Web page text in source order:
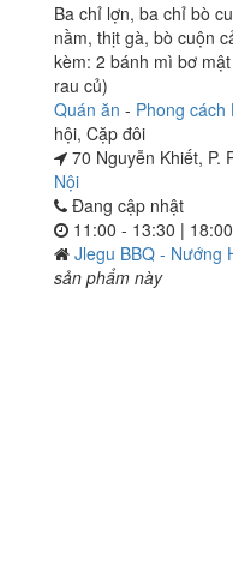
Ba chỉ lợn, ba chỉ bò
nầm, thịt gà, bò cuộn
kèm: 2 bánh mì bơ
rau củ)
Quán ăn - Phong cách
hội, Cặp đôi
70 Nguyễn Khiết, P.
Nội
Đang cập nhật
11:00 - 13:30 |
Jlegu BBQ - Nướng
sản phẩm này